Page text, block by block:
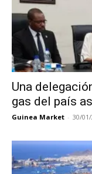
Una
gas del país
Guinea Market - 30/